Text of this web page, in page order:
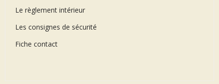
Le règlement intérieur
Les consignes de sécurité
Fiche contact